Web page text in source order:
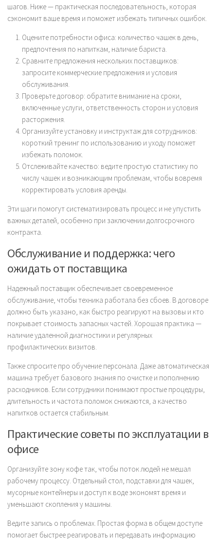
шагов. Ниже — практическая последовательность, которая
сэкономит ваше время и поможет избежать типичных ошибок.
Оцените потребности офиса: количество чашек в день,
предпочтения по напиткам, наличие бариста.
Сравните предложения нескольких поставщиков:
запросите коммерческие предложения и условия
обслуживания.
Проверьте договор: обратите внимание на сроки,
включенные услуги, ответственность сторон и условия
расторжения.
Организуйте установку и инструктаж для сотрудников:
короткий тренинг по использованию и уходу поможет
избежать поломок.
Отслеживайте качество: ведите простую статистику по
числу чашек и возникающим проблемам, чтобы вовремя
корректировать условия аренды.
Эти шаги помогут систематизировать процесс и не упустить
важных деталей, особенно при заключении долгосрочного
контракта.
Обслуживание и поддержка: чего
ожидать от поставщика
Надежный поставщик обеспечивает своевременное
обслуживание, чтобы техника работала без сбоев. В договоре
должно быть указано, как быстро реагируют на вызовы и кто
покрывает стоимость запасных частей. Хорошая практика —
наличие удаленной диагностики и регулярных
профилактических визитов.
Также спросите про обучение персонала. Даже автоматическая
машина требует базового знания по очистке и пополнению
расходников. Если сотрудники понимают простые процедуры,
длительность и частота поломок снижаются, а качество
напитков остается стабильным.
Практические советы по эксплуатации в
офисе
Организуйте зону кофе так, чтобы поток людей не мешал
рабочему процессу. Отдельный стол, подставки для чашек,
мусорные контейнеры и доступ к воде экономят время и
уменьшают скопления у машины.
Ведите запись о проблемах. Простая форма в общем доступе
помогает быстрее реагировать и передавать информацию